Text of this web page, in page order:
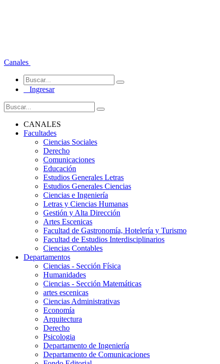
Canales
Ingresar
CANALES
Facultades
Ciencias Sociales
Derecho
Comunicaciones
Educación
Estudios Generales Letras
Estudios Generales Ciencias
Ciencias e Ingeniería
Letras y Ciencias Humanas
Gestión y Alta Dirección
Artes Escenicas
Facultad de Gastronomía, Hotelería y Turismo
Facultad de Estudios Interdisciplinarios
Ciencias Contables
Departamentos
Ciencias - Sección Física
Humanidades
Ciencias - Sección Matemáticas
artes escenicas
Ciencias Administrativas
Economía
Arquitectura
Derecho
Psicologia
Departamento de Ingeniería
Departamento de Comunicaciones